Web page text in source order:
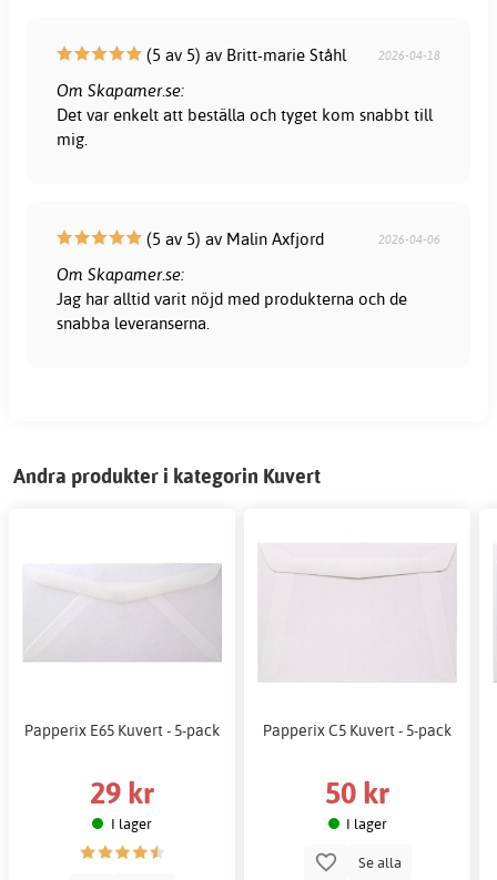
(5 av 5) av Britt-marie Ståhl 2026-04-18
Om Skapamer.se:
Det var enkelt att beställa och tyget kom snabbt till
mig.
(5 av 5) av Malin Axfjord 2026-04-06
Om Skapamer.se:
Jag har alltid varit nöjd med produkterna och de
snabba leveranserna.
Andra produkter i kategorin Kuvert
Papperix E65 Kuvert - 5-pack
29 kr
I lager
Papperix C5 Kuvert - 5-pack
50 kr
I lager
Se alla